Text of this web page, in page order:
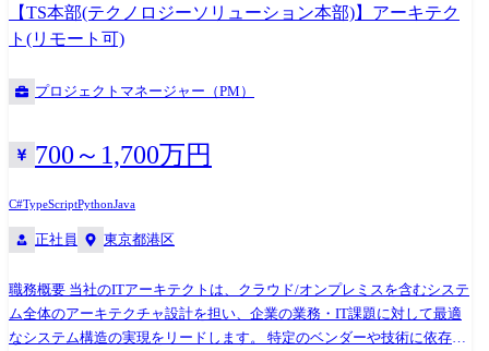
コンサルと開発という両面から広いネットワークを擁しており、最上流
～デリバリーまで、幅広いニーズに対応することが可能です。 ●また、
対応ができる体制を整えています。 <プロジェクト例> ●自社サービス
FW:Django ・DB:MariaDB ●営業支援システム開発 ・開発環境:AWS ・開
発言語:Java ・FW:Spring boot ・DB:PostgreSQL ●大手商社の新規ECサイ
言語:JavaScript、Kotlin、Swift ・FW:ReactNative <今後の展望> 札幌拠点
採用し拡大を図る予定です。 コンサル案件から開発につながる機会が非
常に多く、当社が得意とする上流から携わるWebサービス開発を拡大
し、 今後はエッジAIを活用した新規案件に注力していく予定です。 多様
【TS本部(テクノロジーソリューション本部)】アーキテク
ト(リモート可)
プロジェクトマネージャー（PM）
700～1,700万円
C#TypeScriptPythonJava
正社員 東京都港区
職務概要 当社のITアーキテクトは、クラウド/オンプレミスを含むシステ
ム全体のアーキテクチャ設計を担い、企業の業務・IT課題に対して最適
なシステム構造の実現をリードします。 特定のベンダーや技術に依存せ